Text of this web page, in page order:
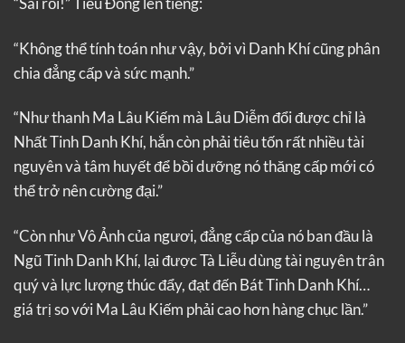
“Không thể tính toán như vậy, bởi vì Danh Khí cũng phân
chia đẳng cấp và sức mạnh.”
“Như thanh Ma Lâu Kiếm mà Lâu Diễm đổi được chỉ là
Nhất Tinh Danh Khí, hắn còn phải tiêu tốn rất nhiều tài
nguyên và tâm huyết để bồi dưỡng nó thăng cấp mới có
thể trở nên cường đại.”
“Còn như Vô Ảnh của ngươi, đẳng cấp của nó ban đầu là
Ngũ Tinh Danh Khí, lại được Tà Liễu dùng tài nguyên trân
quý và lực lượng thúc đẩy, đạt đến Bát Tinh Danh Khí…
giá trị so với Ma Lâu Kiếm phải cao hơn hàng chục lần.”